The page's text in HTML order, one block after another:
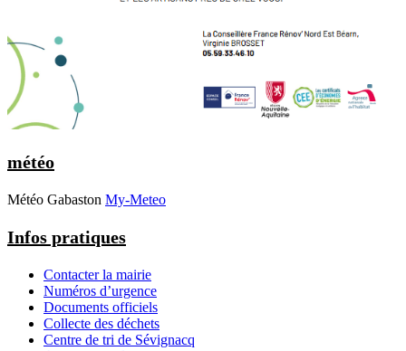
météo
Météo Gabaston My-Meteo
Infos pratiques
Contacter la mairie
Numéros d’urgence
Documents officiels
Collecte des déchets
Centre de tri de Sévignacq